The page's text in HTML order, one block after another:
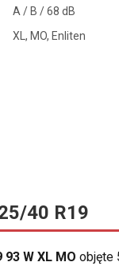
A / B / 68 dB
XL, MO, Enliten
40 R19
W XL MO objęte